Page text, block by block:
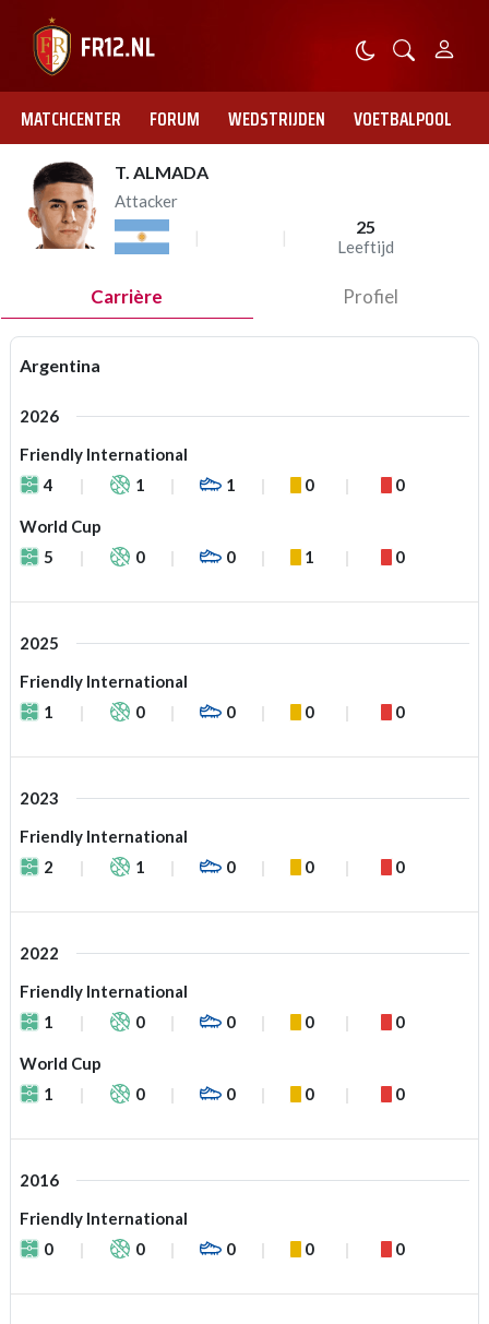
MATCHCENTER FORUM WEDSTRIJDEN VOETBALPOOL
T. ALMADA
Attacker
25
Leeftijd
Carrière Profiel
Argentina
2026
Friendly International
4
1 1 0 0
World Cup
5
0 0 1 0
2025
Friendly International
1
0 0 0 0
2023
Friendly International
2
1 0 0 0
2022
Friendly International
1
0 0 0 0
World Cup
1
0 0 0 0
2016
Friendly International
0
0 0 0 0